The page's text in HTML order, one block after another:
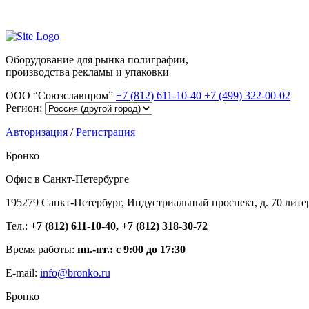
Оборудование для рынка полиграфии,
производства рекламы и упаковки
ООО “Союзславпром” +7 (812) 611-10-40 +7 (499) 322-00-02
Регион:
Авторизация /Регистрация
Бронко
Офис в Санкт-Петербурге
195279 Санкт-Петербург, Индустриальный проспект, д. 70
Тел.: +7 (812) 611-10-40, +7 (812) 318-30-72
Время работы: пн.-пт.: с 9:00 до 17:30
E-mail: info@bronko.ru
Бронко